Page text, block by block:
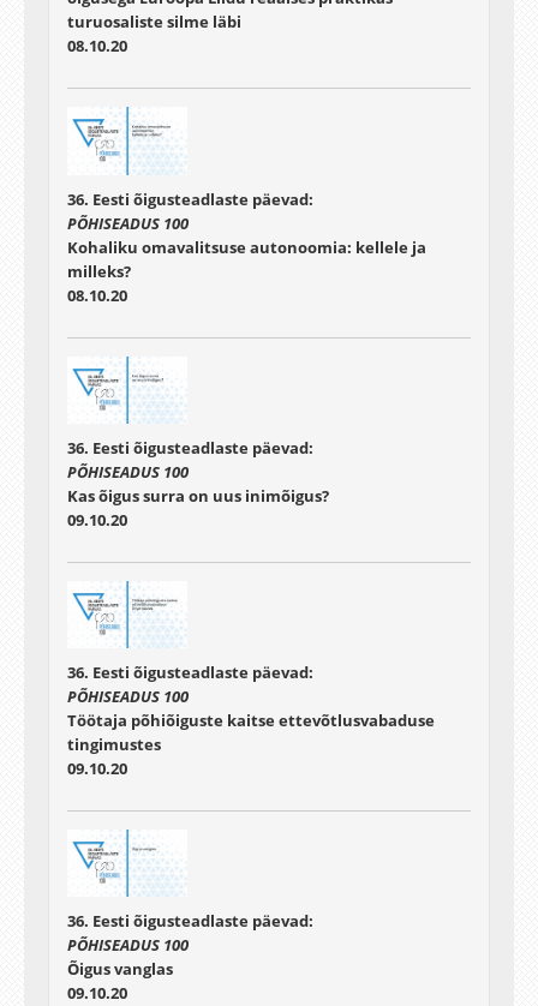
turuosaliste silme läbi
08.10.20
36. Eesti õigusteadlaste päevad:
PÕHISEADUS 100
Kohaliku omavalitsuse autonoomia: kellele ja
milleks?
08.10.20
36. Eesti õigusteadlaste päevad:
PÕHISEADUS 100
Kas õigus surra on uus inimõigus?
09.10.20
36. Eesti õigusteadlaste päevad:
PÕHISEADUS 100
Töötaja põhiõiguste kaitse ettevõtlusvabaduse
tingimustes
09.10.20
36. Eesti õigusteadlaste päevad:
PÕHISEADUS 100
Õigus vanglas
09.10.20